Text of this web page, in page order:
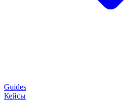
Guides
Кейсы